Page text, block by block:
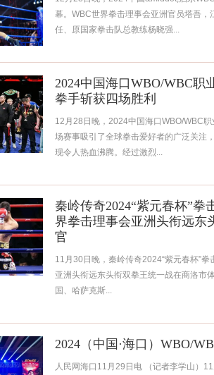
幕。WBC世界拳击理事会亚洲官员塔吾
任、原国家拳击队总教练杨晓强...
2024中国海口WBO/WBC职
拳手斩获四场胜利
12月28日晚，2024中国海口WBO/WBC
场赛事吸引了全球拳击爱好者的广泛关注
现令人热血沸腾。经过激烈...
秦岭传奇2024“紫元春杯”拳
界拳击理事会亚洲头衔远东
官
11月30日晚，秦岭传奇2024“紫元春杯”
亚洲头衔远东头衔双拳王统一战在商洛市
国、哈萨克斯...
2024（中国·海口）WBO/
人民网海口11月29日电 （记者李学山）